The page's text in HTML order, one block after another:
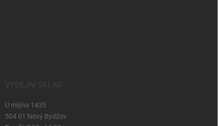
VÝDEJNÍ SKLAD
U mlýna 1435
504 01 Nový Bydžov